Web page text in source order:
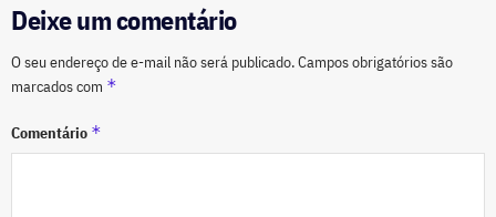
Deixe um comentário
O seu endereço de e-mail não será publicado.Campos obrigatórios são
marcados com *
Comentário *